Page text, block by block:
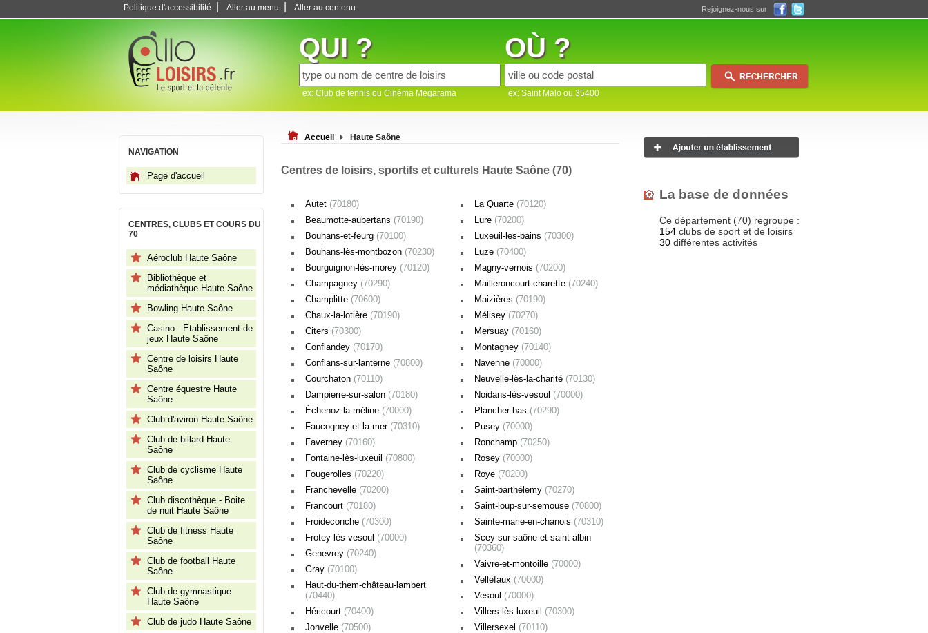
Politique d'accessibilité Aller au menu Aller au contenu Rejoignez-nous sur
QUI ?
ex: Club de tennis ou Cinéma Megarama
OÙ ?
ex: Saint Malo ou 35400
NAVIGATION
Page d'accueil
CENTRES, CLUBS ET COURS DU
70
Aéroclub Haute Saône
Bibliothèque et
médiathèque Haute Saône
Bowling Haute Saône
Casino - Etablissement de
jeux Haute Saône
Centre de loisirs Haute
Saône
Centre équestre Haute
Saône
Club d'aviron Haute Saône
Club de billard Haute
Saône
Club de cyclisme Haute
Saône
Club discothèque - Boite
de nuit Haute Saône
Club de fitness Haute
Saône
Club de football Haute
Saône
Club de gymnastique
Haute Saône
Club de judo Haute Saône
Accueil Haute Saône
Centres de loisirs, sportifs et culturels Haute Saône (70)
Autet (70180)
Beaumotte-aubertans (70190)
Bouhans-et-feurg (70100)
Bouhans-lès-montbozon (70230)
Bourguignon-lès-morey (70120)
Champagney (70290)
Champlitte (70600)
Chaux-la-lotière (70190)
Citers (70300)
Conflandey (70170)
Conflans-sur-lanterne (70800)
Courchaton (70110)
Dampierre-sur-salon (70180)
Échenoz-la-méline (70000)
Faucogney-et-la-mer (70310)
Faverney (70160)
Fontaine-lès-luxeuil (70800)
Fougerolles (70220)
Franchevelle (70200)
Francourt (70180)
Froideconche (70300)
Frotey-lès-vesoul (70000)
Genevrey (70240)
Gray (70100)
Haut-du-them-château-lambert
(70440)
Héricourt (70400)
Jonvelle (70500)
La Quarte (70120)
Lure (70200)
Luxeuil-les-bains (70300)
Luze (70400)
Magny-vernois (70200)
Mailleroncourt-charette (70240)
Maizières (70190)
Mélisey (70270)
Mersuay (70160)
Montagney (70140)
Navenne (70000)
Neuvelle-lès-la-charité (70130)
Noidans-lès-vesoul (70000)
Plancher-bas (70290)
Pusey (70000)
Ronchamp (70250)
Rosey (70000)
Roye (70200)
Saint-barthélemy (70270)
Saint-loup-sur-semouse (70800)
Sainte-marie-en-chanois (70310)
Scey-sur-saône-et-saint-albin
(70360)
Vaivre-et-montoille (70000)
Vellefaux (70000)
Vesoul (70000)
Villers-lès-luxeuil (70300)
Villersexel (70110)
La base de données
Ce département (70) regroupe :
154 clubs de sport et de loisirs
30 différentes activités